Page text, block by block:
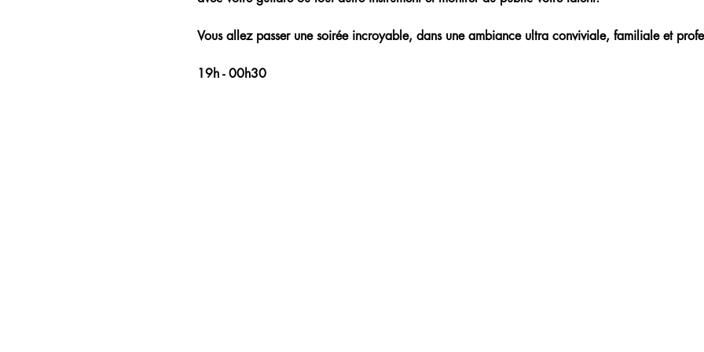
Vous allez passer une soirée incroyable, dans une ambiance ultra conviviale, familiale et
19h - 00h30